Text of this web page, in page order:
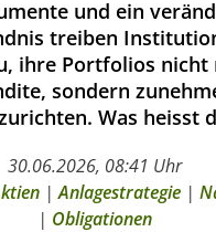
und ein
treiben
ihre Portfolios nicht
sondern
Was heisst
30.06.2026, 08:41 Uhr
|Anlagestrategie|
| Obligationen